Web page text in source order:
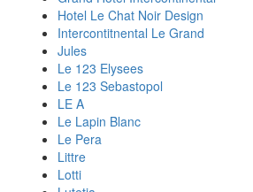
Hotel Le Chat Noir Design
Intercontitnental Le Grand
Jules
Le 123 Elysees
Le 123 Sebastopol
LE A
Le Lapin Blanc
Le Pera
Littre
Lotti